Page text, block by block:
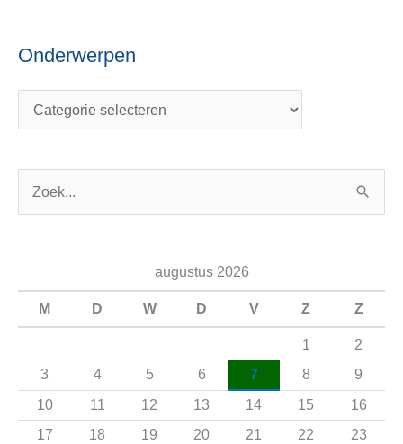
Onderwerpen
a
r
:
augustus 2026
M D W D V Z Z
1
2
3
4 5 6 7 8
9
10
11 12 13 14 15
16
17
18 19 20 21 22
23